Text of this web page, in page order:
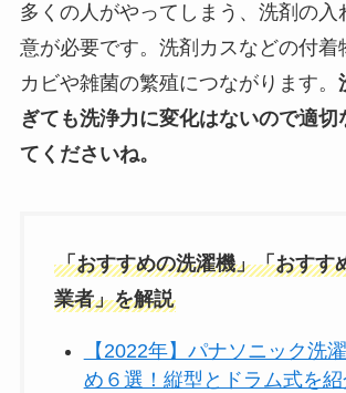
多くの人がやってしまう、洗剤の入
意が必要です。洗剤カスなどの付着
カビや雑菌の繁殖につながります。
ぎても洗浄力に変化はないので適切
てくださいね。
「おすすめの洗濯機」「おすす
業者」を解説
【2022年】パナソニック洗
め６選！縦型とドラム式を紹